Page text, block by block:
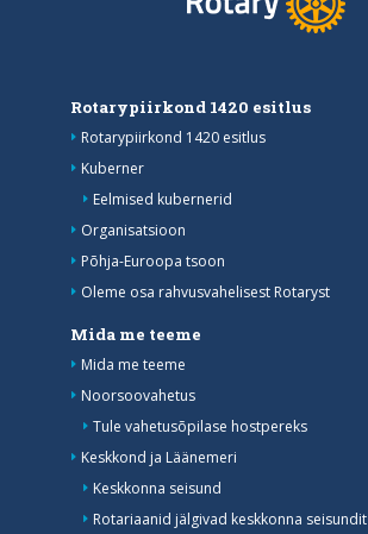
Rotarypiirkond 1420 esitlus
Rotarypiirkond 1420 esitlus
Kuberner
Eelmised kubernerid
Organisatsioon
Põhja-Euroopa tsoon
Oleme osa rahvusvahelisest Rotaryst
Mida me teeme
Mida me teeme
Noorsoovahetus
Tule vahetusõpilase hostpereks
Keskkond ja Läänemeri
Keskkonna seisund
Rotariaanid jälgivad keskkonna seisundit